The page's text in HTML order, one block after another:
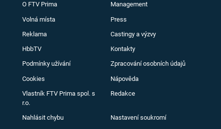
O FTV Prima Management
Volná místa Press
Reklama Castingy a výzvy
HbbTV Kontakty
Podmínky užívání Zpracování osobních údajů
Cookies Nápověda
Vlastník FTV Prima spol. s
r.o.
Redakce
Nahlásit chybu Nastavení soukromí